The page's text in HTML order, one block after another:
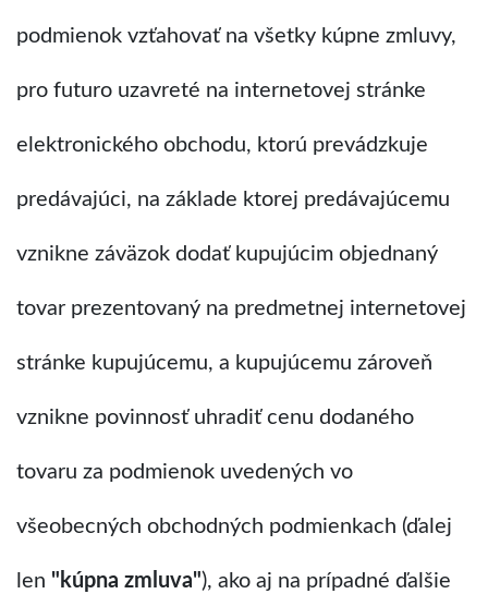
podmienok vzťahovať na všetky kúpne zmluvy,
pro futuro uzavreté na internetovej stránke
elektronického obchodu, ktorú prevádzkuje
predávajúci, na základe ktorej predávajúcemu
vznikne záväzok dodať kupujúcim objednaný
tovar prezentovaný na predmetnej internetovej
stránke kupujúcemu, a kupujúcemu zároveň
vznikne povinnosť uhradiť cenu dodaného
tovaru za podmienok uvedených vo
všeobecných obchodných podmienkach (ďalej
len "kúpna zmluva"), ako aj na prípadné ďalšie